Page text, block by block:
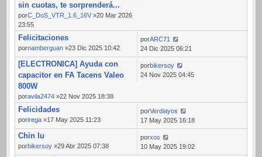
sin cuotas, te sorprenderá...
porC_DoS_VTR_1.6_16V »20 Mar 2026
23:55
Felicitaciones
pornamberguan »23 Dic 2025 10:42
porARC71
24 Dic 2025 06:21
[ELECTRONICA] Ayuda con
capacitor en FA Tacens Valeo
800W
poravila2474 »22 Nov 2025 18:38
porbikersoy
24 Nov 2025 04:45
Felicidades
porirega »17 May 2025 11:23
porVerdiayos
17 May 2025 16:18
Chin lu
porbikersoy »29 Abr 2025 07:38
porxos
10 May 2025 19:02